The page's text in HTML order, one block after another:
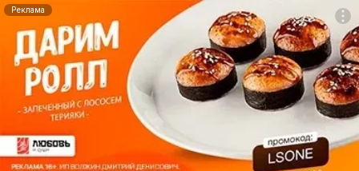
Реклама